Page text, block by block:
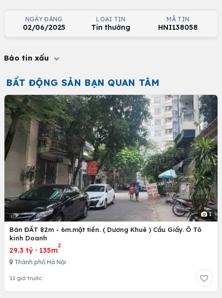
NGÀY ĐĂNG
02/06/2025
LOẠI TIN
Tin thường
MÃ TIN
HNI138058
Báo tin xấu
BẤT ĐỘNG SẢN BẠN QUAN TÂM
1
Bán ĐẤT 82m - 6m.mặt tiền. ( Dương Khuê ) Cầu Giấy. Ô Tô
kinh Doanh
29.3 tỷ · 135m
2
Thành phố Hà Nội
11 giờ trước